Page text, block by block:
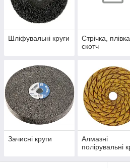
Шліфувальні круги
Стрічка,
скотч
Зачисні круги
Алмазні
полірувальні